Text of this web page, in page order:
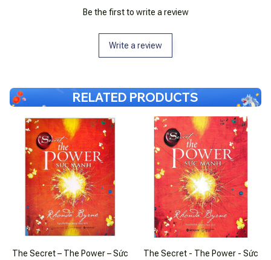
Be the first to write a review
Write a review
RELATED PRODUCTS
The Secret – The Power – Sức
The Secret - The Power - Sức